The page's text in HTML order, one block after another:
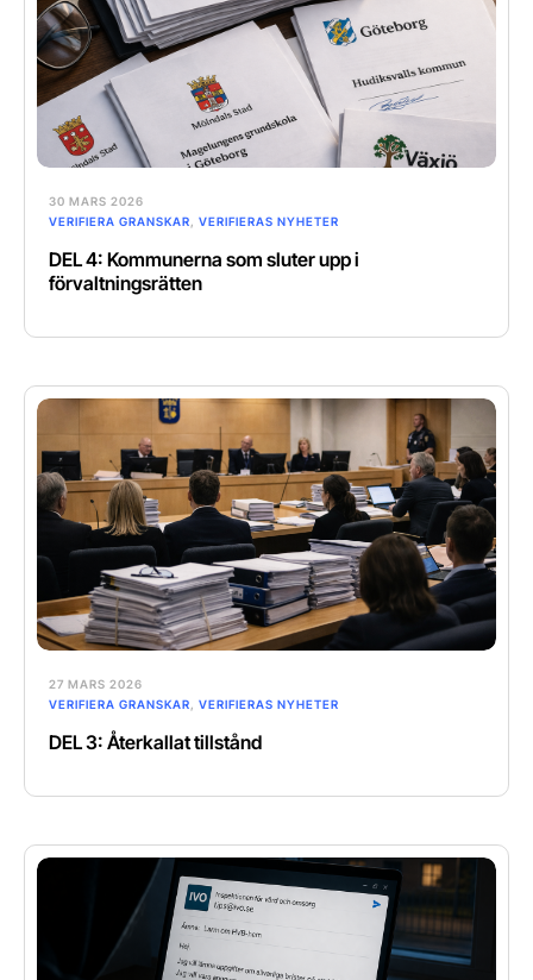
30 MARS 2026
VERIFIERA GRANSKAR
VERIFIERAS NYHETER
DEL 4: Kommunerna som sluter upp i
förvaltningsrätten
27 MARS 2026
VERIFIERA GRANSKAR
VERIFIERAS NYHETER
DEL 3: Återkallat tillstånd